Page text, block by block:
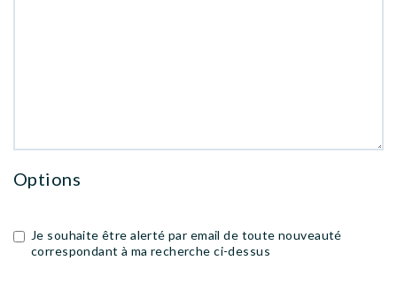
Options
Je souhaite être alerté par email de toute nouveauté
correspondant à ma recherche ci-dessus